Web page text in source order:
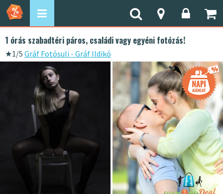
1 órás szabadtéri páros, családi vagy egyéni fotózás!
★1/5 Gráf Fotósuli - Gráf Ildikó